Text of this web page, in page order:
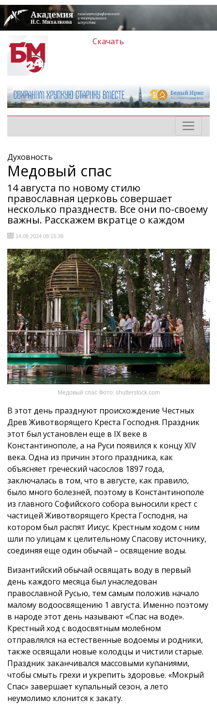
Скачать
Духовность
Медовый спас
14 августа по новому стилю
православная церковь совершает
несколько празднеств. Все они по-своему
важны. Расскажем вкратце о каждом
14.08.2024 08:15:39
Медовый спас Фото: shutterstock.com
В этот день празднуют происхождение Честных
Древ Животворящего Креста Господня. Праздник
этот был установлен еще в IX веке в
Константинополе, а на Руси появился к концу XIV
века. Одна из причин этого праздника, как
объясняет греческий часослов 1897 года,
заключалась в том, что в августе, как правило,
было много болезней, поэтому в Константинополе
из главного Софийского собора выносили крест с
частицей Животворящего Креста Господня, на
котором был распят Иисус. Крестным ходом с ним
шли по улицам к целительному Спасову источнику,
соединяя еще один обычай – освящение воды.
Византийский обычай освящать воду в первый
день каждого месяца был унаследован
православной Русью, тем самым положив начало
малому водоосвящению 1 августа. Именно поэтому
в народе этот день называют «Спас на воде».
Крестный ход с водосвятным молебном
отправлялся на естественные водоемы и родники,
также освящали новые колодцы и чистили старые.
Праздник заканчивался массовыми купаниями,
чтобы смыть грехи и укрепить здоровье. «Мокрый
Спас» завершает купальный сезон, а лето
неумолимо клонится к закату.